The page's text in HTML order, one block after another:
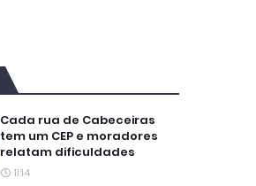
Cada rua de Cabeceiras
tem um CEP e moradores
relatam dificuldades
11:14